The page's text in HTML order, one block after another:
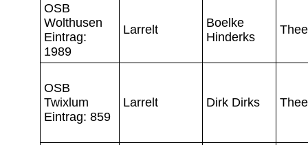
OSB
Wolthusen
Eintrag:
1989
Larrelt
Boelke
Hinderks
OSB
Twixlum
Eintrag: 859
Larrelt Dirk Dirks